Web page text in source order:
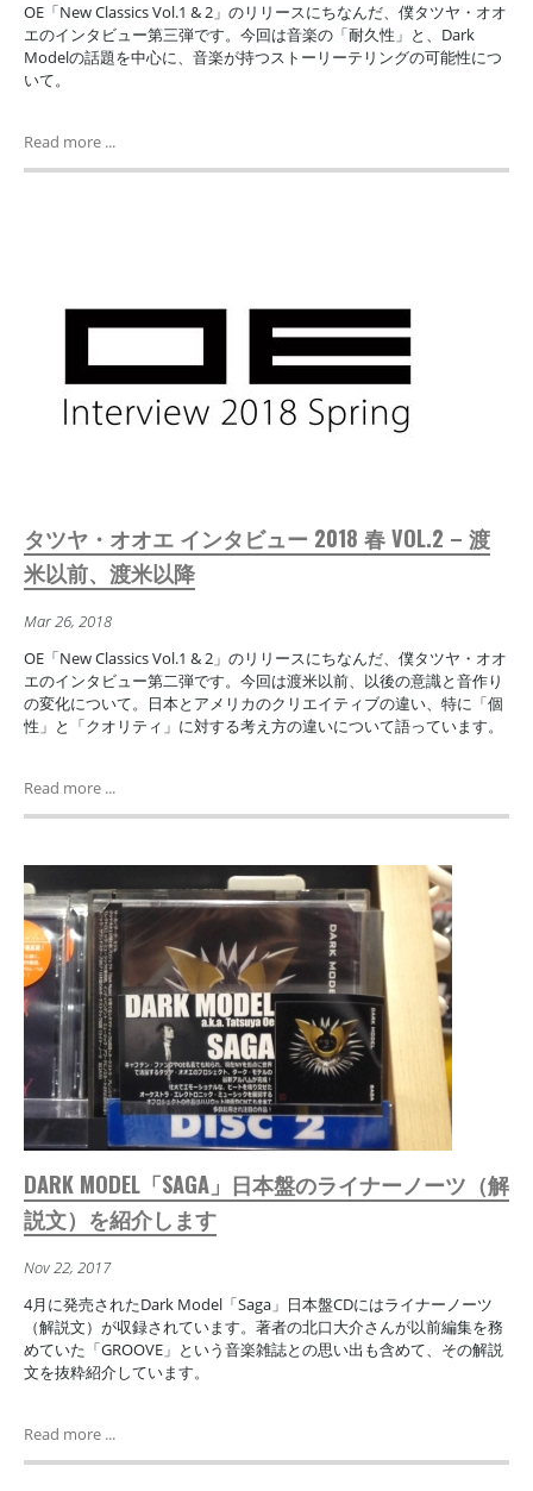
OE「New Classics Vol.1 & 2」のリリースにちなんだ、僕タツヤ・オオ
エのインタビュー第三弾です。今回は音楽の「耐久性」と、Dark
Modelの話題を中心に、音楽が持つストーリーテリングの可能性につ
いて。
Read more ...
タツヤ・オオエ インタビュー 2018 春 VOL.2 – 渡
米以前、渡米以降
Mar 26, 2018
OE「New Classics Vol.1 & 2」のリリースにちなんだ、僕タツヤ・オオ
エのインタビュー第二弾です。今回は渡米以前、以後の意識と音作り
の変化について。日本とアメリカのクリエイティブの違い、特に「個
性」と「クオリティ」に対する考え方の違いについて語っています。
Read more ...
DARK MODEL「SAGA」日本盤のライナーノーツ（解
説文）を紹介します
Nov 22, 2017
4月に発売されたDark Model「Saga」日本盤CDにはライナーノーツ
（解説文）が収録されています。著者の北口大介さんが以前編集を務
めていた「GROOVE」という音楽雑誌との思い出も含めて、その解説
文を抜粋紹介しています。
Read more ...